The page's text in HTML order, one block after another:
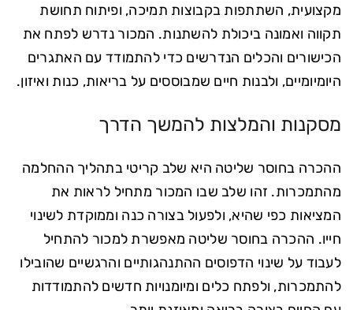
מקצועית, השתתפות בקבוצות תמיכה, ופיתוח תחושת
תקווה ואמונה ביכולת להשתנות. המכור נדרש לפתח את
הכישורים והכלים הנדרשים כדי להתמודד עם האתגרים
היומיומיים, ולבנות חיים שמבוססים על בריאות, כנות ואיזון.
מסקנות והמלצות להמשך הדרך
ההכרה בחוסר שליטה היא שלב קריטי בתהליך ההחלמה
מהתמכרות. זהו שלב שבו המכור מתחיל לראות את
המציאות כפי שהיא, ולפעול בצורה כנה וממוקדת לשינוי
חייו. ההכרה בחוסר שליטה מאפשרת למכור להתחיל
לעבוד על שינוי הדפוסים ההתנהגותיים והרגשיים שהובילו
להתמכרות, ולפתח כלים ומיומנויות חדשים להתמודדות